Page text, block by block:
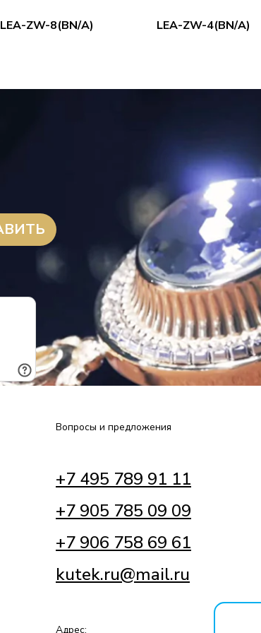
LEA-ZW-8(BN/A) LEA-ZW-4(BN/A)
Вопросы и предложения
+7 495 789 91 11
+7 905 785 09 09
+7 906 758 69 61
kutek.ru@mail.ru
Адрес: